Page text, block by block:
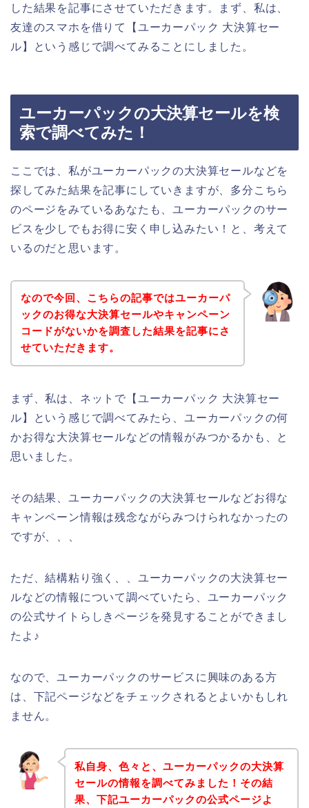
した結果を記事にさせていただきます。まず、私は、
友達のスマホを借りて【ユーカーパック 大決算セー
ル】という感じで調べてみることにしました。
ユーカーパックの大決算セールを検
索で調べてみた！
ここでは、私がユーカーパックの大決算セールなどを
探してみた結果を記事にしていきますが、多分こちら
のページをみているあなたも、ユーカーパックのサー
ビスを少しでもお得に安く申し込みたい！と、考えて
いるのだと思います。
なので今回、こちらの記事ではユーカーパ
ックのお得な大決算セールやキャンペーン
コードがないかを調査した結果を記事にさ
せていただきます。
まず、私は、ネットで【ユーカーパック 大決算セー
ル】という感じで調べてみたら、ユーカーパックの何
かお得な大決算セールなどの情報がみつかるかも、と
思いました。
その結果、ユーカーパックの大決算セールなどお得な
キャンペーン情報は残念ながらみつけられなかったの
ですが、、、
ただ、結構粘り強く、、ユーカーパックの大決算セー
ルなどの情報について調べていたら、ユーカーパック
の公式サイトらしきページを発見することができまし
たよ♪
なので、ユーカーパックのサービスに興味のある方
は、下記ページなどをチェックされるとよいかもしれ
ません。
私自身、色々と、ユーカーパックの大決算
セールの情報を調べてみました！その結
果、下記ユーカーパックの公式ページよ